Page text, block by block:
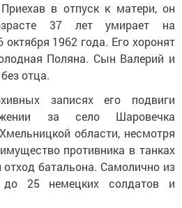
в отпуск к матери, он
37 лет умирает на
1962 года. Его хоронят
Поляна. Сын Валерий и
отца.
записях его подвиги
за село Шаровечка
области, несмотря
противника в танках
отход батальона. Самолично из
до 25 немецких солдатов и